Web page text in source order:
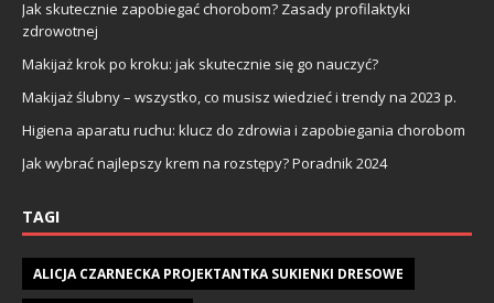
Jak skutecznie zapobiegać chorobom? Zasady profilaktyki
zdrowotnej
Makijaż krok po kroku: jak skutecznie się go nauczyć?
Makijaż ślubny – wszystko, co musisz wiedzieć i trendy na 2023 р.
Higiena aparatu ruchu: klucz do zdrowia i zapobiegania chorobom
Jak wybrać najlepszy krem na rozstępy? Poradnik 2024
TAGI
ALICJA CZARNECKA PROJEKTANTKA SUKIENKI DRESOWE